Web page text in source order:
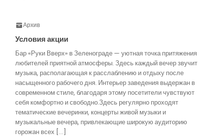
Архив
Условия акции
Бар «Руки Вверх» в Зеленограде — уютная точка притяжения
любителей приятной атмосферы. Здесь каждый вечер звучит
музыка, располагающая к расслаблению и отдыху после
насыщенного рабочего дня. Интерьер заведения выдержан в
современном стиле, благодаря этому посетители чувствуют
себя комфортно и свободно.Здесь регулярно проходят
тематические вечеринки, концерты живой музыки и
музыкальные вечера, привлекающие широкую аудиторию
горожан всех […]